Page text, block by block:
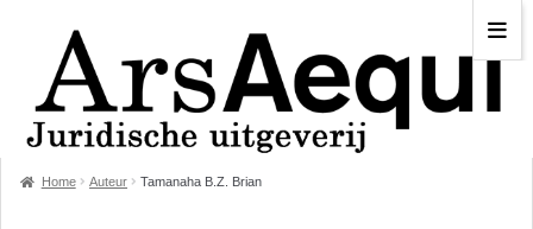
Home Auteur Tamanaha B.Z. Brian